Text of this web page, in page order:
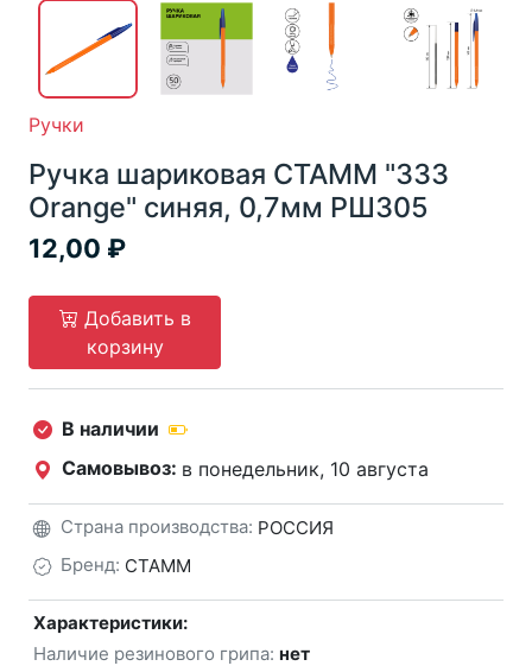
Ручки
Ручка шариковая СТАММ "333
Orange" синяя, 0,7мм РШ305
12,00
Добавить в
корзину
В наличии
Самовывоз: в понедельник, 10 августа
Страна производства: РОССИЯ
Бренд: СТАММ
Характеристики:
Наличие резинового грипа: нет